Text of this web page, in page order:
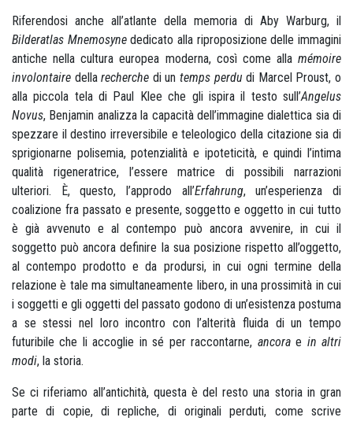
Riferendosi anche all’atlante della memoria di Aby Warburg, il
Bilderatlas Mnemosynededicato alla riproposizione delle immagini
antiche nella cultura europea moderna, così come alla mémoire
involontaire dellarecherche di untemps perdudi Marcel Proust, o
alla piccola tela di Paul Klee che gli ispira il testo sull’Angelus
Novus, Benjamin analizza la capacità dell’immagine dialettica sia di
spezzare il destino irreversibile e teleologico della citazione sia di
sprigionarne polisemia, potenzialità e ipoteticità, e quindi l’intima
qualità rigeneratrice, l’essere matrice di possibili narrazioni
ulteriori. È, questo, l’approdo all’Erfahrung, un’esperienza di
coalizione fra passato e presente, soggetto e oggetto in cui tutto
è già avvenuto e al contempo può ancora avvenire, in cui il
soggetto può ancora definire la sua posizione rispetto all’oggetto,
al contempo prodotto e da prodursi, in cui ogni termine della
relazione è tale ma simultaneamente libero, in una prossimità in cui
i soggetti e gli oggetti del passato godono di un’esistenza postuma
a se stessi nel loro incontro con l’alterità fluida di un tempo
futuribile che li accoglie in sé per raccontarne, ancorae in altri
modi, la storia.
Se ci riferiamo all’antichità, questa è del resto una storia in gran
parte di copie, di repliche, di originali perduti, come scrive